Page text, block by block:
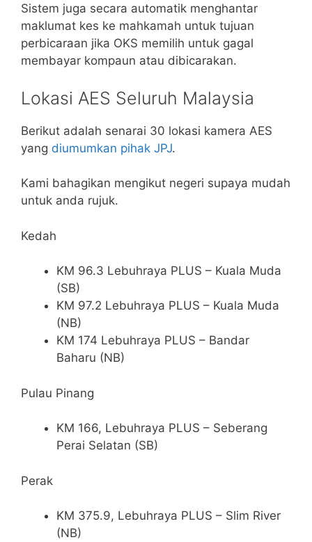
Sistem juga secara automatik menghantar
maklumat kes ke mahkamah untuk tujuan
perbicaraan jika OKS memilih untuk gagal
membayar kompaun atau dibicarakan.
Lokasi AES Seluruh Malaysia
Berikut adalah senarai 30 lokasi kamera AES
yang diumumkan pihak JPJ.
Kami bahagikan mengikut negeri supaya mudah
untuk anda rujuk.
Kedah
KM 96.3 Lebuhraya PLUS – Kuala Muda
(SB)
KM 97.2 Lebuhraya PLUS – Kuala Muda
(NB)
KM 174 Lebuhraya PLUS – Bandar
Baharu (NB)
Pulau Pinang
KM 166, Lebuhraya PLUS – Seberang
Perai Selatan (SB)
Perak
KM 375.9, Lebuhraya PLUS – Slim River
(NB)